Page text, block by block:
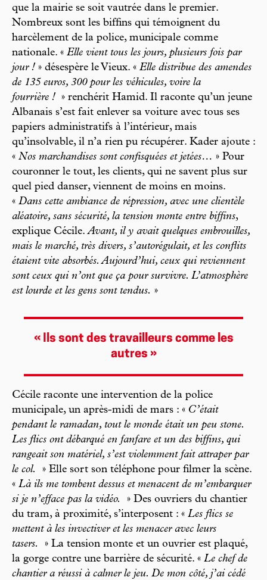
que la mairie se soit vautrée dans le premier.
Nombreux sont les biffins qui témoignent du
harcèlement de la police, municipale comme
nationale. « Elle vient tous les jours, plusieurs fois par
jour ! » désespère le Vieux. « Elle distribue des amendes
de 135 euros, 300 pour les véhicules, voire la
fourrière ! » renchérit Hamid. Il raconte qu’un jeune
Albanais s’est fait enlever sa voiture avec tous ses
papiers administratifs à l’intérieur, mais
qu’insolvable, il n’a rien pu récupérer. Kader ajoute :
« Nos marchandises sont confisquées et jetées… » Pour
couronner le tout, les clients, qui ne savent plus sur
quel pied danser, viennent de moins en moins.
« Dans cette ambiance de répression, avec une clientèle
aléatoire, sans sécurité, la tension monte entre biffins,
explique Cécile.Avant, il y avait quelques embrouilles,
mais le marché, très divers, s’autorégulait, et les conflits
étaient vite absorbés. Aujourd’hui, ceux qui reviennent
sont ceux qui n’ont que ça pour survivre. L’atmosphère
est lourde et les gens sont tendus. »
« Ils sont des travailleurs comme les
autres »
Cécile raconte une intervention de la police
municipale, un après-midi de mars : « C’était
pendant le ramadan, tout le monde était un peu stone.
Les flics ont débarqué en fanfare et un des biffins, qui
rangeait son matériel, s’est violemment fait attraper par
le col.
» Elle sort son téléphone pour filmer la scène.
« Là ils me tombent dessus et menacent de m’embarquer
si je n’efface pas la vidéo.
» Des ouvriers du chantier
du tram, à proximité, s’interposent : « Les flics se
mettent à les invectiver et les menacer avec leurs
tasers.
» La tension monte et un ouvrier est plaqué,
la gorge contre une barrière de sécurité. « Le chef de
chantier a réussi à calmer le jeu. De mon côté, j’ai cédé